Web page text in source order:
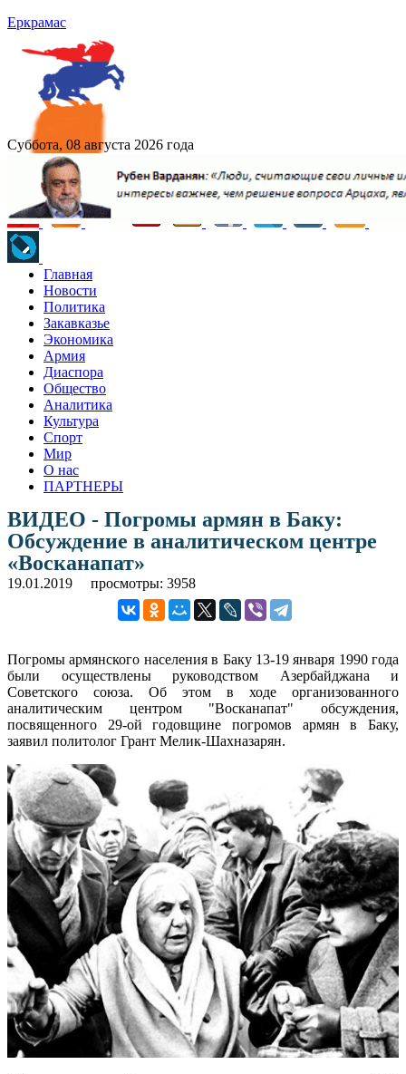
Еркрамас
Суббота, 08 августа 2026 года
Главная
Новости
Политика
Закавказье
Экономика
Армия
Диаспора
Общество
Аналитика
Культура
Спорт
Мир
О нас
ПАРТНЕРЫ
ВИДЕО - Погромы армян в Баку:
Обсуждение в аналитическом центре
«Восканапат»
19.01.2019 просмотры: 3958
Погромы армянского населения в Баку 13-19 января 1990 года
были осуществлены руководством Азербайджана и
Советского союза. Об этом в ходе организованного
аналитическим центром "Восканапат" обсуждения,
посвященного 29-ой годовщине погромов армян в Баку,
заявил политолог Грант Мелик-Шахназарян.